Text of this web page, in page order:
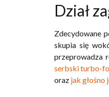
Dział
Zdecydowane
skupia się
przeprowadza
serbski turbo-
oraz jak